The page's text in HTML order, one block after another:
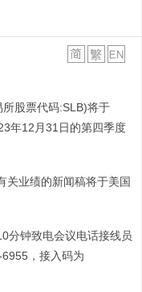
股票代码:SLB)将于
年12月31日的第四季度
关业绩的新闻稿将于美国
分钟致电会议电话接线员
，接入码为